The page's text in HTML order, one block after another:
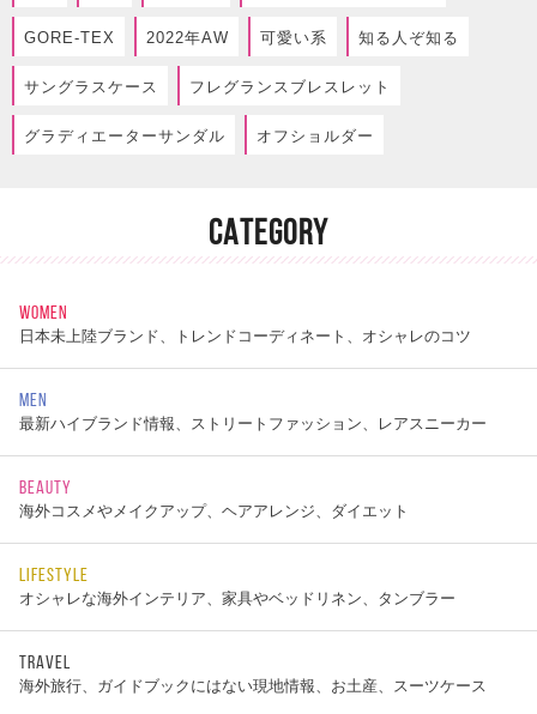
GORE-TEX 2022年AW 可愛い系 知る人ぞ知る
サングラスケース フレグランスブレスレット
グラディエーターサンダル オフショルダー
CATEGORY
WOMEN
日本未上陸ブランド、トレンドコーディネート、オシャレのコツ
MEN
最新ハイブランド情報、ストリートファッション、レアスニーカー
BEAUTY
海外コスメやメイクアップ、ヘアアレンジ、ダイエット
LIFESTYLE
オシャレな海外インテリア、家具やベッドリネン、タンブラー
TRAVEL
海外旅行、ガイドブックにはない現地情報、お土産、スーツケース